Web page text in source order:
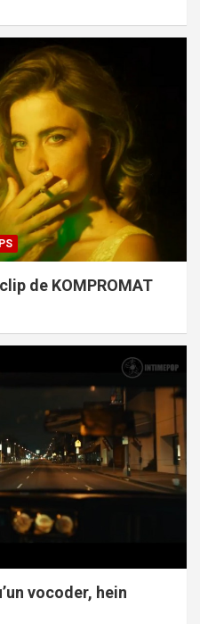
de KOMPROMAT
vocoder, hein